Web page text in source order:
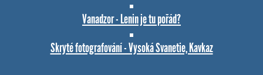
Vanadzor - Lenin je tu pořád?
Skryté fotografování - Vysoká Svanetie, Kavkaz